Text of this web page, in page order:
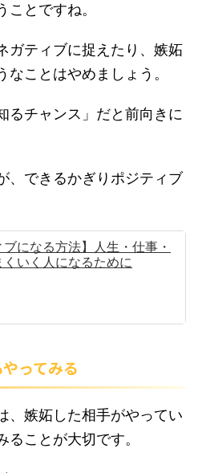
とですね。
ガティブに捉えたり、嫉妬
なことはやめましょう。
るチャンス」だと前向きに
、できるかぎりポジティブ
ブになる方法】人生・仕事・
いく人になるために
ってみる
、嫉妬した相手がやってい
ことが大切です。